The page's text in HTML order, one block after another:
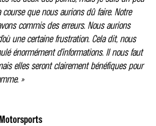
que nous aurions dû faire. Notre
commis des erreurs. Nous aurions
une certaine frustration. Cela dit, nous
énormément d’informations. Il nous faut
elles seront clairement bénéfiques pour
»